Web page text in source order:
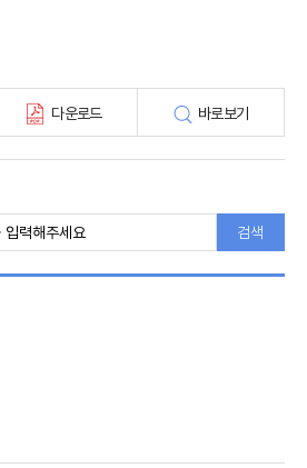
다운로드 바로보기
검색